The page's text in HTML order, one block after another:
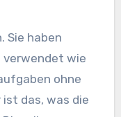
Sie haben
verwendet wie
ohne
das, was die